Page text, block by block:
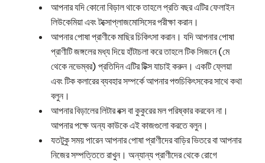
আপনার যদি কোনো বিড়াল থাকে তাহলে প্রতি বছর এটির ফেলাইন
লিউকেমিয়া এবং টক্সোপ্লাজমোসিসের পরীক্ষা করান।
আপনার পোষা প্রাণীকে মাছির চিকিৎসা করান। যদি আপনার পোষা
প্রাণীটি জঙ্গলের মধ্য দিয়ে হাঁটাচলা করে তাহলে টিক সিজনে (মে
থেকে নভেম্বর) প্রতিদিন এটির টিক্স যাচাই করুন। একটি ফ্লেয়া
এবং টিক কলারের ব্যবহার সম্পর্কে আপনার পশুচিকিৎসকের সাথে কথা
বলুন।
আপনার বিড়ালের লিটার বক্স বা কুকুরের মল পরিষ্কার করবেন না।
আপনার পক্ষে অন্য কাউকে এই কাজগুলো করতে বলুন।
যতটুকু সময় পারেন আপনার পোষা প্রাণীদের বাড়ির ভিতরে বা আপনার
নিজের সম্পত্তিতে রাখুন। অন্যান্য প্রাণীদের থেকে রোগে